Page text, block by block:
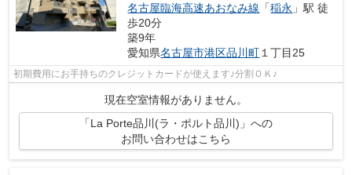
名古屋臨海高速あおなみ線 「稲永 」駅 徒
歩20分
築9年
愛知県名古屋市港区品川町 １丁目25
初期費用にお手持ちのクレジットカードが使えます♪分割ＯＫ♪
現在空室情報がありません。
「La Porte品川(ラ・ポルト品川)」への
お問い合わせはこちら